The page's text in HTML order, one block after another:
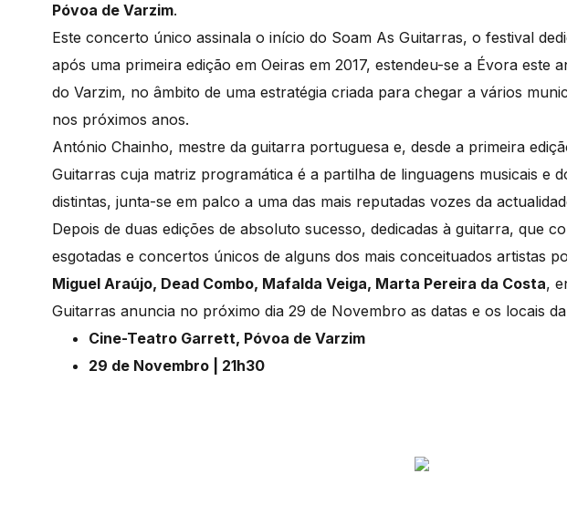
Póvoa de Varzim.
Este concerto único assinala o início do Soam As Guitarras, o festival
após uma primeira edição em Oeiras em 2017, estendeu-se a Évora este
do Varzim, no âmbito de uma estratégia criada para chegar a vários
nos próximos anos.
António Chainho, mestre da guitarra portuguesa e, desde a primeira
Guitarras cuja matriz programática é a partilha de linguagens musicais e
distintas, junta-se em palco a uma das mais reputadas vozes da
Depois de duas edições de absoluto sucesso, dedicadas à guitarra, que
esgotadas e concertos únicos de alguns dos mais conceituados artistas
Miguel Araújo, Dead Combo, Mafalda Veiga, Marta Pereira da Costa,
Guitarras anuncia no próximo dia 29 de Novembro as datas e os locais
Cine-Teatro Garrett, Póvoa de Varzim
29 de Novembro | 21h30